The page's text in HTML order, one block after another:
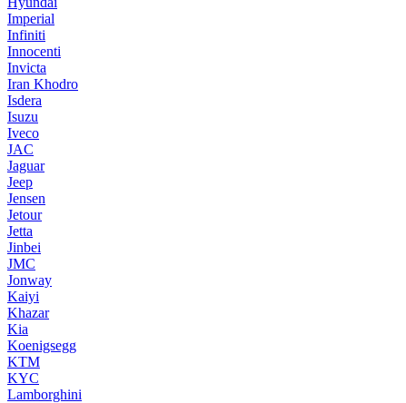
Imperial
Infiniti
Innocenti
Invicta
Iran Khodro
Isdera
Isuzu
Iveco
JAC
Jaguar
Jeep
Jensen
Jetour
Jetta
Jinbei
JMC
Jonway
Kaiyi
Khazar
Kia
Koenigsegg
KTM
KYC
Lamborghini